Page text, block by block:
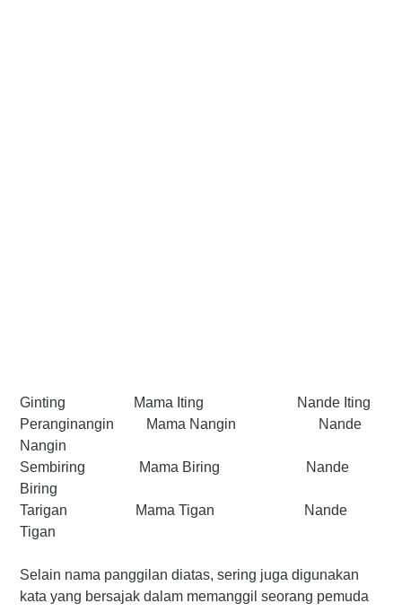
Ginting Mama Iting Nande Iting
Peranginangin Mama Nangin Nande
Nangin
Sembiring Mama Biring Nande
Biring
Tarigan Mama Tigan Nande
Tigan
Selain nama panggilan diatas, sering juga digunakan
kata yang bersajak dalam memanggil seorang pemuda